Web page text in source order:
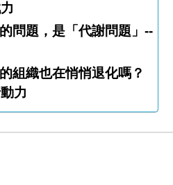
問題，是「代謝問題」--
組織也在悄悄退化嗎？
力